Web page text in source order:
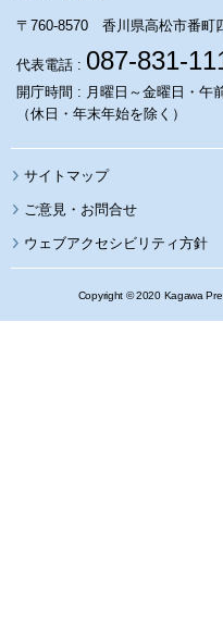
〒760-8570 香川県高松市番町
代表電話 : 087-831-
開庁時間 : 月曜日～金曜日・午
（休日・年末年始を除く）
サイトマップ
ウェブアクセシビリティ方針
Copyright © 2020 Kagawa